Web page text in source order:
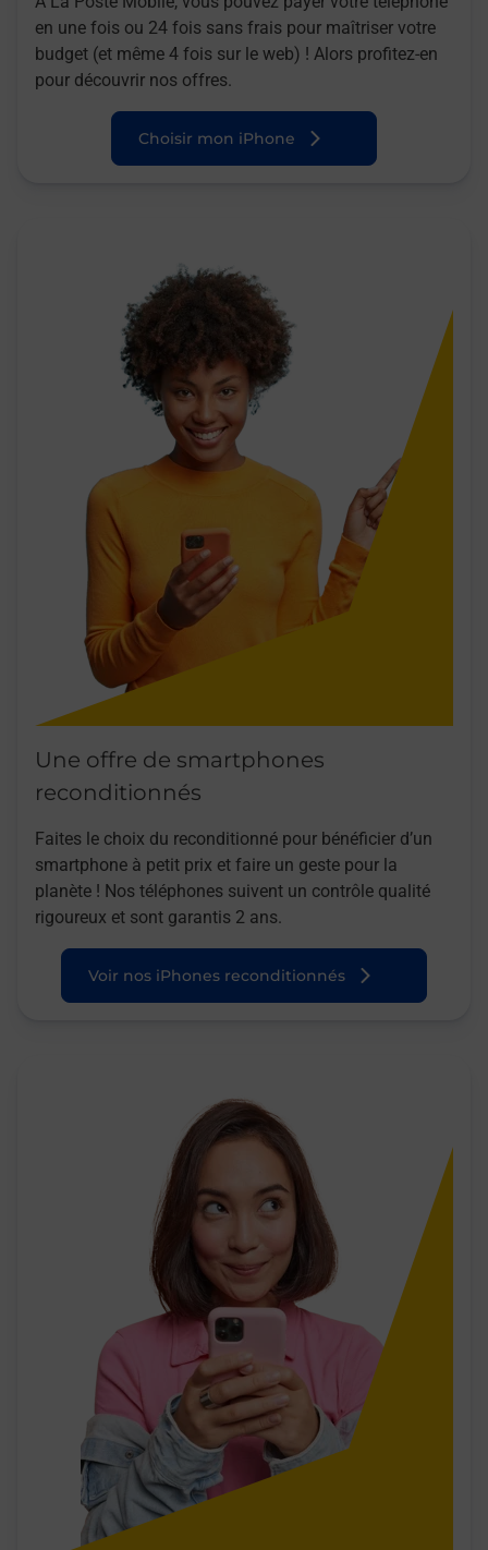
en une fois ou 24 fois sans frais pour maîtriser votre
budget (et même 4 fois sur le web) ! Alors profitez-en
pour découvrir nos offres.
Choisir mon iPhone
Une offre de smartphones
reconditionnés
Faites le choix du reconditionné pour bénéficier d’un
smartphone à petit prix et faire un geste pour la
planète ! Nos téléphones suivent un contrôle qualité
rigoureux et sont garantis 2 ans.
Voir nos iPhones reconditionnés